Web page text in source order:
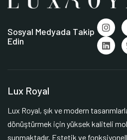
Sosyal Medyada Takip
Edin
Lux Royal
Lux Royal, şık ve modern
dönüştürmek için yüksek kaliteli
sunmaktadır. Estetik ve